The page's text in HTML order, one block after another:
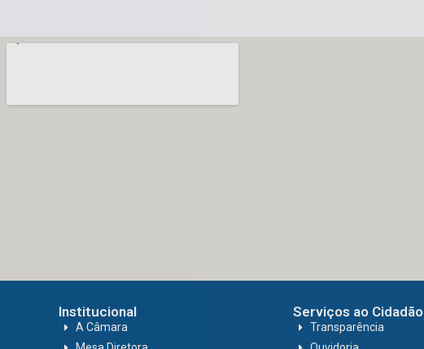
Institucional
A Câmara
Serviços ao Cidadão
Transparência